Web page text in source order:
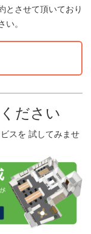
とさせて頂いており
い。
ださい
スを 試してみませ